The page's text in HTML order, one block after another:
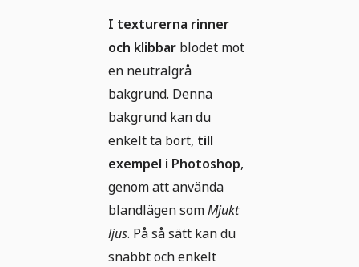
I texturerna rinner
och klibbar blodet mot
en neutralgrå
bakgrund. Denna
bakgrund kan du
enkelt ta bort, till
exempel i Photoshop,
genom att använda
blandlägen somMjukt
ljus. På så sätt kan du
snabbt och enkelt